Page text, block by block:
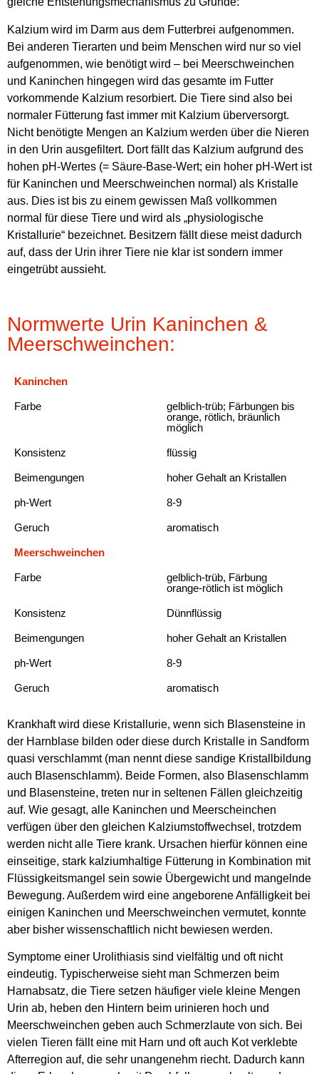
Kalzium wird im Darm aus dem Futterbrei aufgenommen.
Bei anderen Tierarten und beim Menschen wird nur so viel
aufgenommen, wie benötigt wird – bei Meerschweinchen
und Kaninchen hingegen wird das gesamte im Futter
vorkommende Kalzium resorbiert. Die Tiere sind also bei
normaler Fütterung fast immer mit Kalzium überversorgt.
Nicht benötigte Mengen an Kalzium werden über die Nieren
in den Urin ausgefiltert. Dort fällt das Kalzium aufgrund des
hohen pH-Wertes (= Säure-Base-Wert; ein hoher pH-Wert ist
für Kaninchen und Meerschweinchen normal) als Kristalle
aus. Dies ist bis zu einem gewissen Maß vollkommen
normal für diese Tiere und wird als „physiologische
Kristallurie“ bezeichnet. Besitzern fällt diese meist dadurch
auf, dass der Urin ihrer Tiere nie klar ist sondern immer
eingetrübt aussieht.
Normwerte Urin Kaninchen &
Meerschweinchen:
Kaninchen
Farbe
gelblich-trüb; Färbungen bis
orange, rötlich, bräunlich
möglich
Konsistenz flüssig
Beimengungen hoher Gehalt an Kristallen
ph-Wert 8-9
Geruch aromatisch
Meerschweinchen
Farbe
gelblich-trüb, Färbung
orange-rötlich ist möglich
Konsistenz Dünnflüssig
Beimengungen hoher Gehalt an Kristallen
ph-Wert 8-9
Geruch aromatisch
Krankhaft wird diese Kristallurie, wenn sich Blasensteine in
der Harnblase bilden oder diese durch Kristalle in Sandform
quasi verschlammt (man nennt diese sandige Kristallbildung
auch Blasenschlamm). Beide Formen, also Blasenschlamm
und Blasensteine, treten nur in seltenen Fällen gleichzeitig
auf. Wie gesagt, alle Kaninchen und Meerscheinchen
verfügen über den gleichen Kalziumstoffwechsel, trotzdem
werden nicht alle Tiere krank. Ursachen hierfür können eine
einseitige, stark kalziumhaltige Fütterung in Kombination mit
Flüssigkeitsmangel sein sowie Übergewicht und mangelnde
Bewegung. Außerdem wird eine angeborene Anfälligkeit bei
einigen Kaninchen und Meerschweinchen vermutet, konnte
aber bisher wissenschaftlich nicht bewiesen werden.
Symptome einer Urolithiasis sind vielfältig und oft nicht
eindeutig. Typischerweise sieht man Schmerzen beim
Harnabsatz, die Tiere setzen häufiger viele kleine Mengen
Urin ab, heben den Hintern beim urinieren hoch und
Meerschweinchen geben auch Schmerzlaute von sich. Bei
vielen Tieren fällt eine mit Harn und oft auch Kot verklebte
Afterregion auf, die sehr unangenehm riecht. Dadurch kann